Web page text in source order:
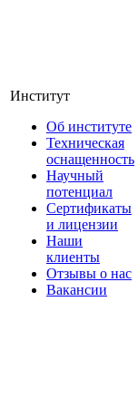
Институт
Об институте
Техническая
оснащенность
Научный
потенциал
Сертификаты
и лицензии
Наши
клиенты
Отзывы о нас
Вакансии